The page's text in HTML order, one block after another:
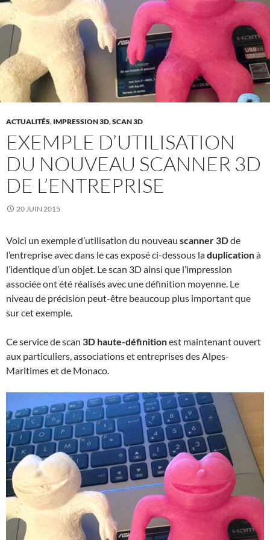
ACTUALITÉS, IMPRESSION 3D,SCAN 3D
EXEMPLE D’UTILISATION
DU NOUVEAU SCANNER 3D
DE L’ENTREPRISE
20 JUIN 2015
Voici un exemple d’utilisation du nouveau scanner 3Dde
l’entreprise avec dans le cas exposé ci-dessous laduplicationà
l’identique d’un objet. Le scan 3D ainsi que l’impression
associée ont été réalisés avec une définition moyenne. Le
niveau de précision peut-être beaucoup plus important que
sur cet exemple.
Ce service de scan 3D haute-définitionest maintenant ouvert
aux particuliers, associations et entreprises des Alpes-
Maritimes et de Monaco.